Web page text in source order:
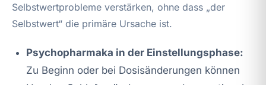
Selbstwertprobleme verstärken, ohne dass „der
Selbstwert“ die primäre Ursache ist.
Psychopharmaka in der Einstellungsphase:
Zu Beginn oder bei Dosisänderungen können